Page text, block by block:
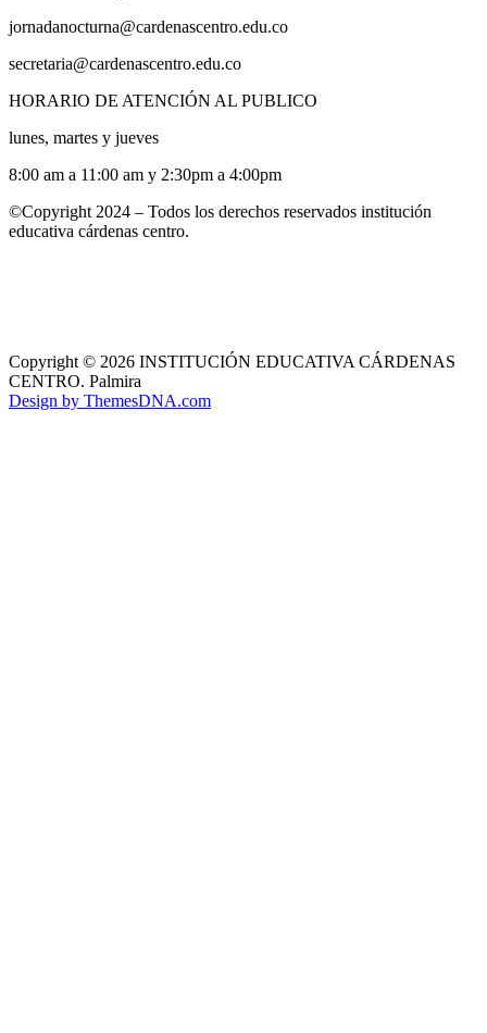
jornadanocturna@cardenascentro.edu.co
secretaria@cardenascentro.edu.co
HORARIO DE ATENCIÓN AL PUBLICO
lunes, martes y jueves
8:00 am a 11:00 am y 2:30pm a 4:00pm
©Copyright 2024 – Todos los derechos reservados institución
educativa cárdenas centro.
Copyright © 2026 INSTITUCIÓN EDUCATIVA CÁRDENAS
CENTRO. Palmira
Design by ThemesDNA.com